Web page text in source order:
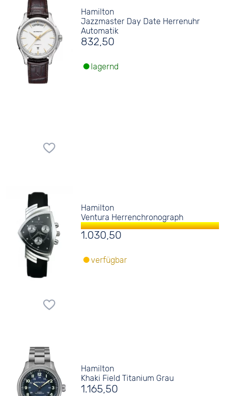
Hamilton
Jazzmaster Day Date Herrenuhr
Automatik
832,50
lagernd
Hamilton
Ventura Herrenchronograph
1.030,50
verfügbar
Hamilton
Khaki Field Titanium Grau
1.165,50